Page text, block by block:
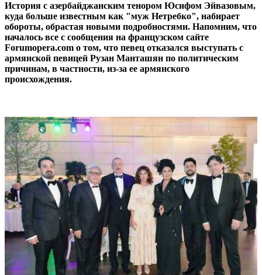
История с азербайджанским тенором Юсифом Эйвазовым,
куда больше известным как "муж Нетребко", набирает
обороты, обрастая новыми подробностями. Напомним, что
началось все с сообщения на французском сайте
Forumopera.com о том, что певец отказался выступать с
армянской певицей Рузан Манташян по политическим
причинам, в частности, из-за ее армянского
происхождения.